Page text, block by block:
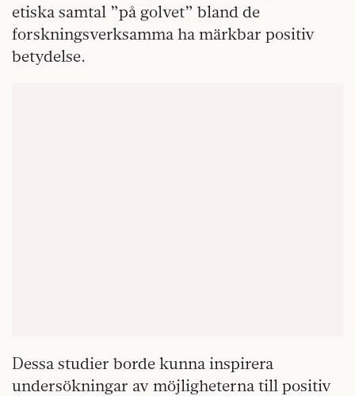
etiska samtal ”på golvet” bland de
forskningsverksamma ha märkbar positiv
betydelse.
Dessa studier borde kunna inspirera
undersökningar av möjligheterna till positiv